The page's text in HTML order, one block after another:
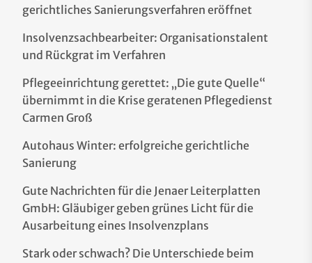
gerichtliches Sanierungsverfahren eröffnet
Insolvenzsachbearbeiter: Organisationstalent
und Rückgrat im Verfahren
Pflegeeinrichtung gerettet: „Die gute Quelle“
übernimmt in die Krise geratenen Pflegedienst
Carmen Groß
Autohaus Winter: erfolgreiche gerichtliche
Sanierung
Gute Nachrichten für die Jenaer Leiterplatten
GmbH: Gläubiger geben grünes Licht für die
Ausarbeitung eines Insolvenzplans
Stark oder schwach? Die Unterschiede beim